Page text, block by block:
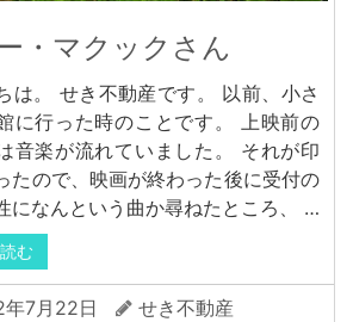
・マクックさん
は。 せき不動産です。 以前、小さ
に行った時のことです。 上映前の
音楽が流れていました。 それが印
たので、映画が終わった後に受付の
になんという曲か尋ねたところ、 …
む
7月22日
せき不動産